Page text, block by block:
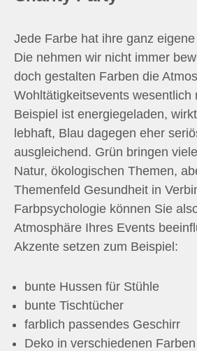
Jede Farbe hat ihre ganz
Die nehmen wir nicht immer
doch gestalten Farben die
Wohltätigkeitsevents wesentlich
Beispiel ist energiegeladen,
lebhaft, Blau dagegen eher
ausgleichend. Grün bringen
Natur, ökologischen Themen,
Themenfeld Gesundheit in
Farbpsychologie können Sie
Atmosphäre Ihres Events
Akzente setzen zum Beispiel:
bunte Hussen für Stühle
bunte Tischtücher
farblich passendes Geschirr
Deko in verschiedenen Farben